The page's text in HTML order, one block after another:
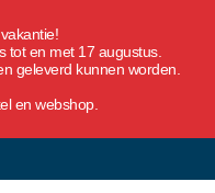
tot en met 17 augustus.
geleverd kunnen worden.
en webshop.